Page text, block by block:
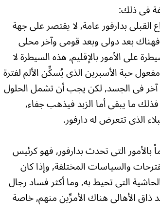
فى ذلك:
القبلى بدارفور عامة, لا يقتصر على جهة
بعد دولى وبعد قومى وآخر محلى
على الأمور بالإقليم, هذه السيطرة لا
حبة الأسبرين الذى يُسكِّن الألم لفترة
آخر فى الجسد, لكن يجب أن تشمل الحلول
فذلك ما يبقى أما الزبد فيذهب جفاء,
الذى تتعرض له دارفور.
التى تحدث بدارفور, فهو كرئيس
والسياسات المختلفة, وإذا كان
التى تحيط به, وما أكثر فساد رجال
ذاق الأهالى هناك الأمرِّين منهم, خاصة